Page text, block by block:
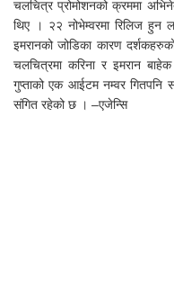
चलचित्र प्रोमोशनको क्रममा
थिए । २२ नोभेम्वरमा रिलिज हुन
इमरानको जोडिका कारण
चलचित्रमा करिना र इमरान
गुप्ताको एक आईटम नम्वर गितपनि
संगित रहेको छ । –एजेन्सि